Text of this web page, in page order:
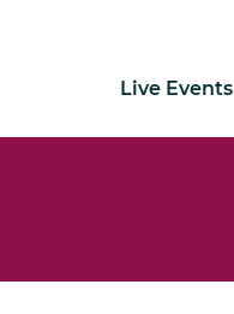
Live Events